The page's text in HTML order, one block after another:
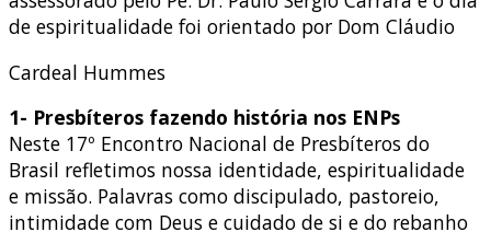
de espiritualidade foi orientado por Dom Cláudio
Cardeal Hummes
1- Presbíteros fazendo história nos ENPs
Neste 17º Encontro Nacional de Presbíteros do
Brasil refletimos nossa identidade, espiritualidade
e missão. Palavras como discipulado, pastoreio,
intimidade com Deus e cuidado de si e do rebanho